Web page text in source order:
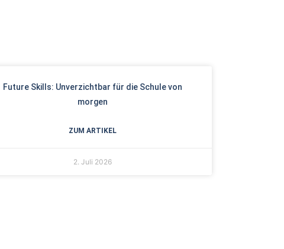
Future Skills: Unverzichtbar für die Schule von
morgen
ZUM ARTIKEL
2. Juli 2026